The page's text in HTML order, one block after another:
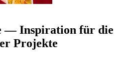
— Inspiration für die
Projekte